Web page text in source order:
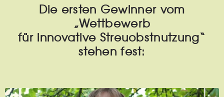
Die ersten Gewinner vom
„Wettbewerb
für innovative Streuobstnutzung“
stehen fest: